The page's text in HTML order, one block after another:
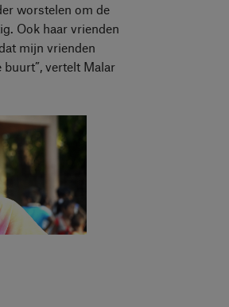
worstelen om de
Ook haar vrienden
mijn vrienden
vertelt Malar